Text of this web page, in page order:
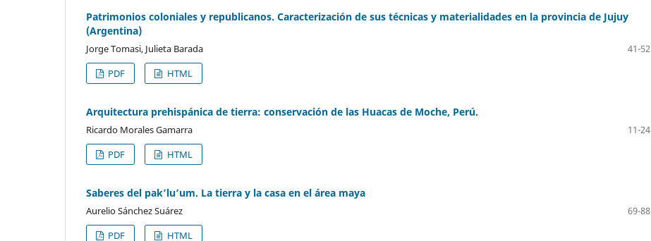
Patrimonios coloniales y republicanos. Caracterización de sus técnicas y materialidades en la provincia de Jujuy
(Argentina)
Jorge Tomasi, Julieta Barada
41-52
PDF
HTML
Arquitectura prehispánica de tierra: conservación de las Huacas de Moche, Perú.
Ricardo Morales Gamarra
11-24
PDF
HTML
Saberes del pak’lu’um. La tierra y la casa en el área maya
Aurelio Sánchez Suárez
69-88
PDF
HTML